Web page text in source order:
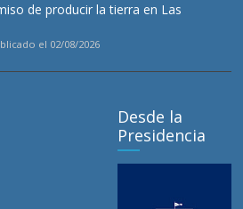
de producir la tierra en Las
el 02/08/2026
Desde la
Presidencia